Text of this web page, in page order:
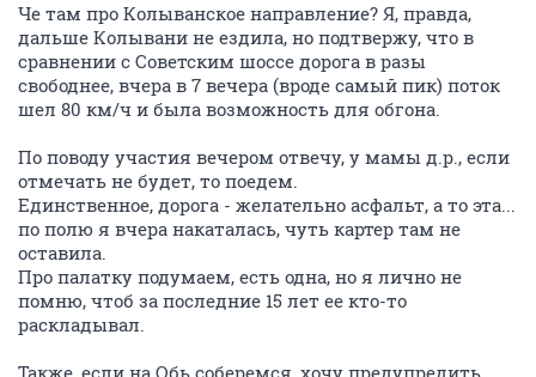
Че там про Колыванское направление? Я, правда,
дальше Колывани не ездила, но подтвержу, что в
сравнении с Советским шоссе дорога в разы
свободнее, вчера в 7 вечера (вроде самый пик) поток
шел 80 км/ч и была возможность для обгона.
По поводу участия вечером отвечу, у мамы д.р., если
отмечать не будет, то поедем.
Единственное, дорога - желательно асфальт, а то эта...
по полю я вчера накаталась, чуть картер там не
оставила.
Про палатку подумаем, есть одна, но я лично не
помню, чтоб за последние 15 лет ее кто-то
раскладывал.
Также, если на Обь соберемся, хочу предупредить,